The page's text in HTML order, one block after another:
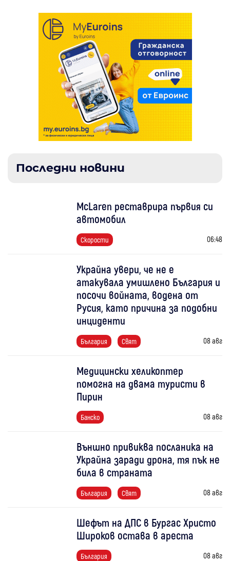
Последни новини
McLaren реставрира първия си
автомобил
Скорости 06:48
Украйна увери, че не е
атакувала умишлено България и
посочи войната, водена от
Русия, като причина за подобни
инциденти
България Свят 08 авг
Медицински хеликоптер
помогна на двама туристи в
Пирин
Банско 08 авг
Външно привиква посланика на
Украйна заради дрона, тя пък не
била в страната
България Свят 08 авг
Шефът на ДПС в Бургас Христо
Широков остава в ареста
България 08 авг